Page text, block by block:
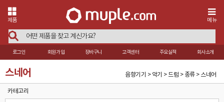
제품 메뉴
로그인 회원가입 장바구니 고객센터 주요실적 회사소개
스네어 음향기기 > 악기 > 드럼 > 종류 > 스네어
카테고리